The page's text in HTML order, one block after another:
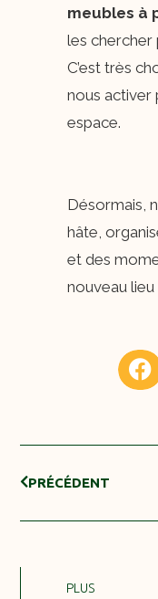
meubles à
les chercher
C’est très
nous activer
espace.
Désormais,
hâte,
et des
nouveau lieu
PRÉCÉDENT
PLUS